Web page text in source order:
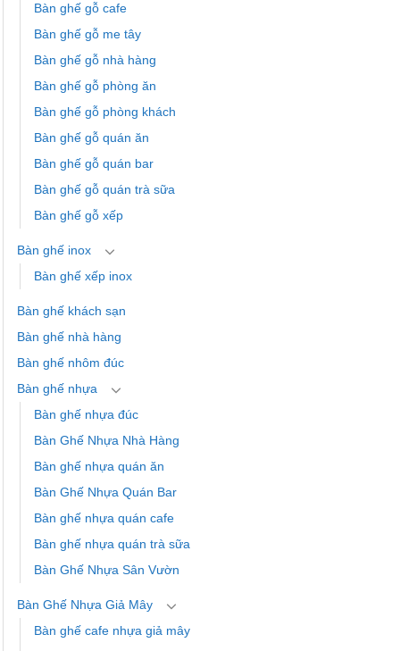
Bàn ghế gỗ cafe
Bàn ghế gỗ me tây
Bàn ghế gỗ nhà hàng
Bàn ghế gỗ phòng ăn
Bàn ghế gỗ phòng khách
Bàn ghế gỗ quán ăn
Bàn ghế gỗ quán bar
Bàn ghế gỗ quán trà sữa
Bàn ghế gỗ xếp
Bàn ghế inox
Bàn ghế xếp inox
Bàn ghế khách sạn
Bàn ghế nhà hàng
Bàn ghế nhôm đúc
Bàn ghế nhựa
Bàn ghế nhựa đúc
Bàn Ghế Nhựa Nhà Hàng
Bàn ghế nhựa quán ăn
Bàn Ghế Nhựa Quán Bar
Bàn ghế nhựa quán cafe
Bàn ghế nhựa quán trà sữa
Bàn Ghế Nhựa Sân Vườn
Bàn Ghế Nhựa Giả Mây
Bàn ghế cafe nhựa giả mây